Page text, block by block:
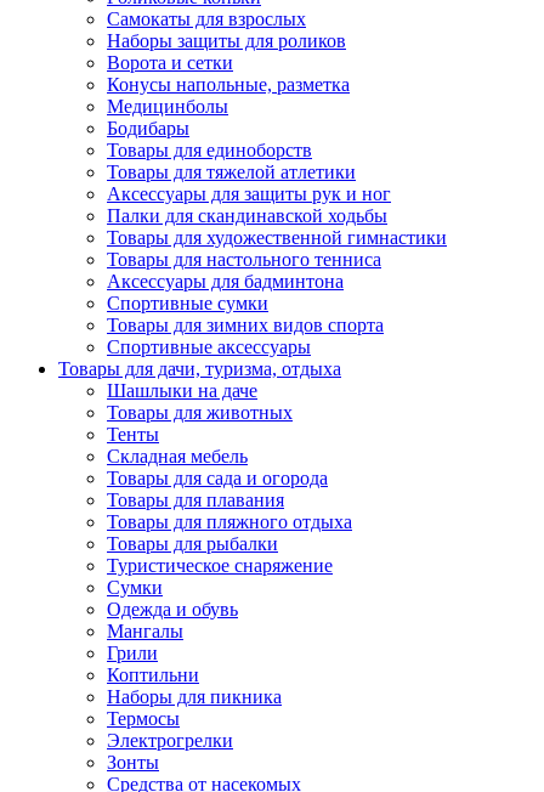
Самокаты для взрослых
Наборы защиты для роликов
Ворота и сетки
Конусы напольные, разметка
Медицинболы
Бодибары
Товары для единоборств
Товары для тяжелой атлетики
Аксессуары для защиты рук и ног
Палки для скандинавской ходьбы
Товары для художественной гимнастики
Товары для настольного тенниса
Аксессуары для бадминтона
Спортивные сумки
Товары для зимних видов спорта
Спортивные аксессуары
Товары для дачи, туризма, отдыха
Шашлыки на даче
Товары для животных
Тенты
Складная мебель
Товары для сада и огорода
Товары для плавания
Товары для пляжного отдыха
Товары для рыбалки
Туристическое снаряжение
Сумки
Одежда и обувь
Мангалы
Грили
Коптильни
Наборы для пикника
Термосы
Электрогрелки
Зонты
Средства от насекомых